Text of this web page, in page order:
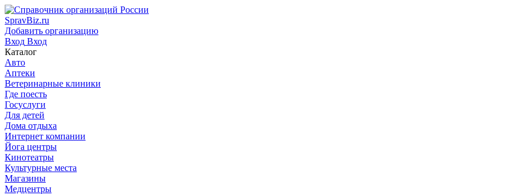
SpravBiz.ru
Добавить организацию
Вход Вход
Каталог
Авто
Аптеки
Ветеринарные клиники
Где поесть
Госуслуги
Для детей
Дома отдыха
Интернет компании
Йога центры
Кинотеатры
Культурные места
Магазины
Медцентры